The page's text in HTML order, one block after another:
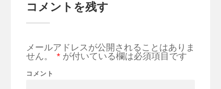
コメントを残す
メールアドレスが公開されることはありま
せん。
*が付いている欄は必須項目です
コメント